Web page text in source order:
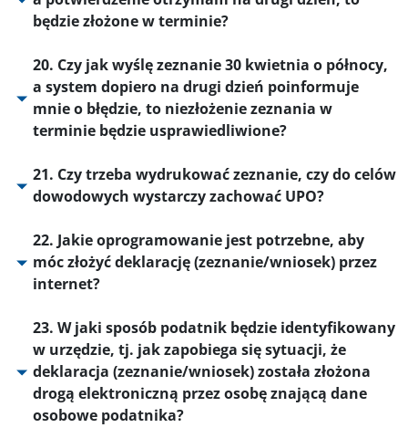
będzie złożone w terminie?
20. Czy jak wyślę zeznanie 30 kwietnia o północy,
a system dopiero na drugi dzień poinformuje
mnie o błędzie, to niezłożenie zeznania w
terminie będzie usprawiedliwione?
21. Czy trzeba wydrukować zeznanie, czy do celów
dowodowych wystarczy zachować UPO?
22. Jakie oprogramowanie jest potrzebne, aby
móc złożyć deklarację (zeznanie/wniosek) przez
internet?
23. W jaki sposób podatnik będzie identyfikowany
w urzędzie, tj. jak zapobiega się sytuacji, że
deklaracja (zeznanie/wniosek) została złożona
drogą elektroniczną przez osobę znającą dane
osobowe podatnika?